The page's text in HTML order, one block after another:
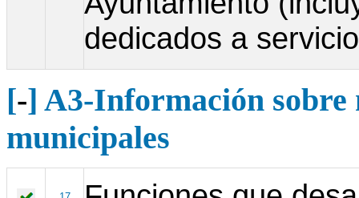
dedicados a
[-] A3-Información sobre
municipales